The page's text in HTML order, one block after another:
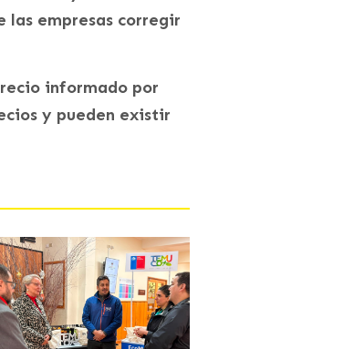
las empresas corregir
informado por
y pueden existir